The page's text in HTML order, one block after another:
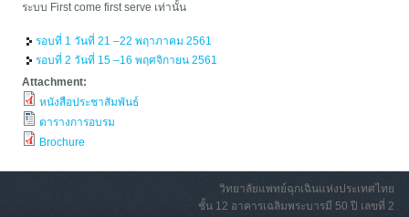
ระบบ First come first serve เท่านั้น
รอบที่ 1 วันที่ 21 –22 พฤาภาคม 2561
รอบที่ 2 วันที่ 15 –16 พฤศจิกายน 2561
Attachment:
หนังสือประชาสัมพันธ์
ตารางการอบรม
Brochure
วิทยาลัยแพทย์ฉุกเฉินแห่งประเทศไทย
ชั้น 12 อาคารเฉลิมพระบารมี 50 ปี เลขที่ 2